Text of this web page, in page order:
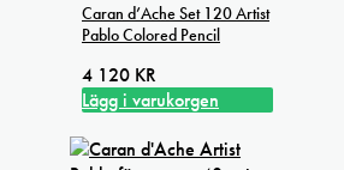
Caran d’Ache Set 120 Artist
Pablo Colored Pencil
4 120 KR
Lägg i varukorgen